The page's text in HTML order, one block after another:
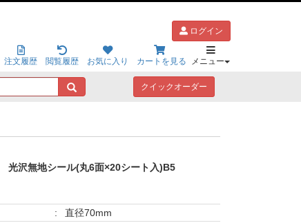
ログイン
注文履歴 閲覧履歴 お気に入り カートを見る メニュー
クイックオーダー
光沢無地シール(丸6面×20シート入)B5
:
直径70mm